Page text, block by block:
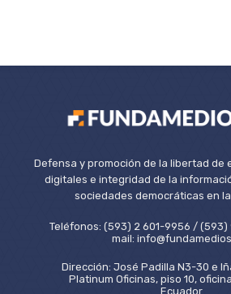
Defensa y promoción de la libertad de
digitales e integridad de la
sociedades democráticas en
Teléfonos: (593) 2 601-9956 /
mail:
Dirección: José Padilla N3-30 e
Platinum Oficinas, piso 10,
Ecuador